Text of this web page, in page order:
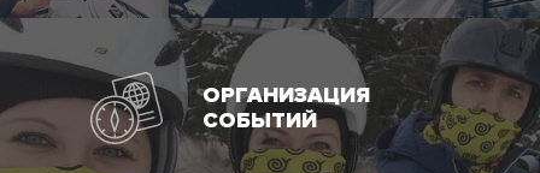
ОРГАНИЗАЦИЯ
СОБЫТИЙ